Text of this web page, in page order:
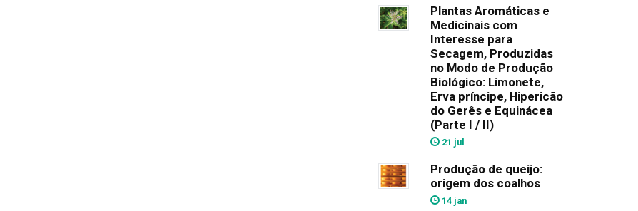
Plantas Aromáticas e
Medicinais com
Interesse para
Secagem, Produzidas
no Modo de Produção
Biológico: Limonete,
Erva príncipe, Hipericão
do Gerês e Equinácea
(Parte I / II)
21 jul
Produção de queijo:
origem dos coalhos
14 jan